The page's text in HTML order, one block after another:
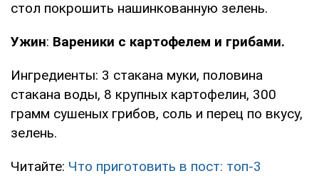
стол покрошить нашинкованную зелень.
Ужин: Вареники с картофелем и грибами.
Ингредиенты: 3 стакана муки, половина
стакана воды, 8 крупных картофелин, 300
грамм сушеных грибов, соль и перец по вкусу,
зелень.
Читайте: Что приготовить в пост: топ-3